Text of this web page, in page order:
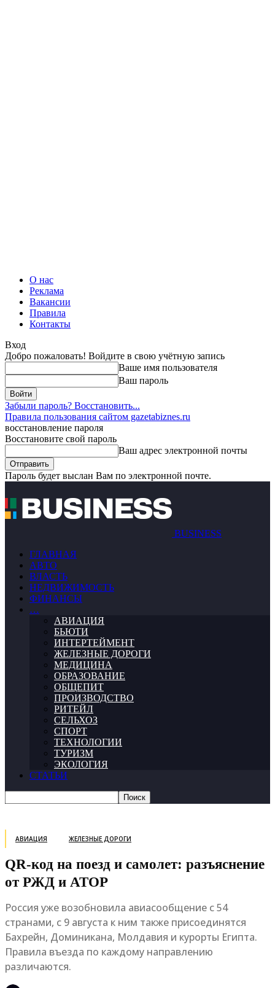
О нас
Реклама
Вакансии
Правила
Контакты
Вход
Добро пожаловать! Войдите в свою учётную запись
Ваше имя пользователя
Ваш пароль
Забыли пароль? Восстановить...
Правила пользования сайтом gazetabiznes.ru
восстановление пароля
Восстановите свой пароль
Ваш адрес электронной почты
Пароль будет выслан Вам по электронной почте.
BUSINESS
ГЛАВНАЯ
АВТО
ВЛАСТЬ
НЕДВИЖИМОСТЬ
ФИНАНСЫ
…
АВИАЦИЯ
БЬЮТИ
ИНТЕРТЕЙМЕНТ
ЖЕЛЕЗНЫЕ ДОРОГИ
МЕДИЦИНА
ОБРАЗОВАНИЕ
ОБЩЕПИТ
ПРОИЗВОДСТВО
РИТЕЙЛ
СЕЛЬХОЗ
СПОРТ
ТЕХНОЛОГИИ
ТУРИЗМ
ЭКОЛОГИЯ
СТАТЬИ
АВИАЦИЯ ЖЕЛЕЗНЫЕ ДОРОГИ
QR-код на поезд и самолет: разъяснение
от РЖД и АТОР
Россия уже возобновила авиасообщение с 54
странами, с 9 августа к ним также присоединятся
Бахрейн, Доминикана, Молдавия и курорты Египта.
Правила въезда по каждому направлению
различаются.